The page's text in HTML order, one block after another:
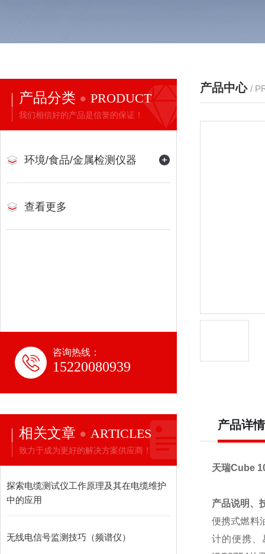
产品分类 PRODUCT
我们相信好的产品是信誉的保证！
环境/食品/金属检测仪器
查看更多
咨询热线：
15220080939
相关文章 ARTICLES
致力于成为更好的解决方案供应商！
探索电缆测试仪工作原理及其在电缆维护
中的应用
无线电信号监测技巧（频谱仪）
产品中心 /
产品详情
天瑞Cube
产品说明、
便携式燃料
计的便携、